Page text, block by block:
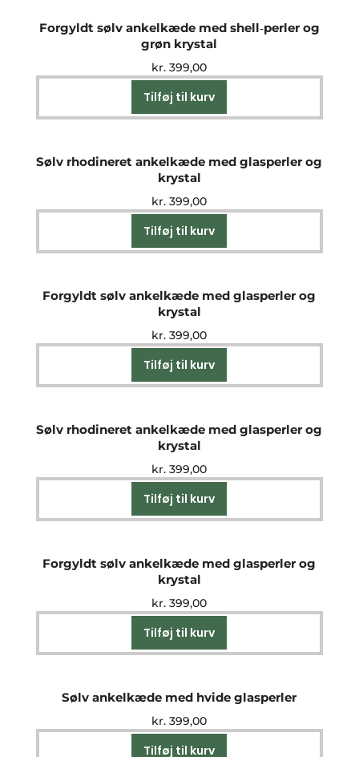
Forgyldt sølv ankelkæde med shell‑perler og
grøn krystal
kr. 399,00
Tilføj til kurv
Sølv rhodineret ankelkæde med glasperler og
krystal
kr. 399,00
Tilføj til kurv
Forgyldt sølv ankelkæde med glasperler og
krystal
kr. 399,00
Tilføj til kurv
Sølv rhodineret ankelkæde med glasperler og
krystal
kr. 399,00
Tilføj til kurv
Forgyldt sølv ankelkæde med glasperler og
krystal
kr. 399,00
Tilføj til kurv
Sølv ankelkæde med hvide glasperler
kr. 399,00
Tilføj til kurv